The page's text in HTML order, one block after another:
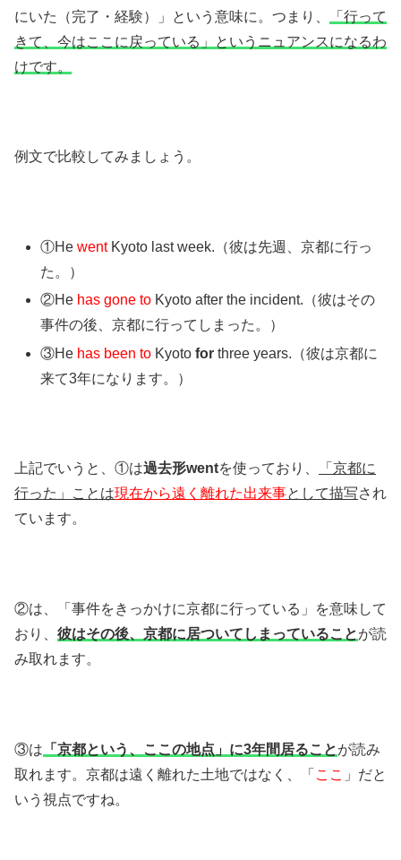
にいた（完了・経験）」という意味に。つまり、
「行って
きて、今はここに戻っている」というニュアンスになるわ
けです。
例文で比較してみましょう。
①HewentKyoto last week.（彼は先週、京都に行っ
た。）
②He has gone to Kyoto after the incident.（彼はその
事件の後、京都に行ってしまった。）
③He has been to Kyotofor three years.（彼は京都に
来て3年になります。）
上記でいうと、①は過去形wentを使っており、
「京都に
行った」ことは現在から遠く離れた出来事として描写され
ています。
②は、「事件をきっかけに京都に行っている」を意味して
おり、 彼はその後、京都に居ついてしまっていることが読
み取れます。
③は 「京都という、ここの地点」に3年間居ることが読み
取れます。京都は遠く離れた土地ではなく、「 ここ 」だと
いう視点ですね。